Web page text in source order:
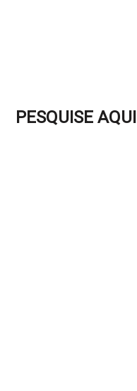
PESQUISE AQUI